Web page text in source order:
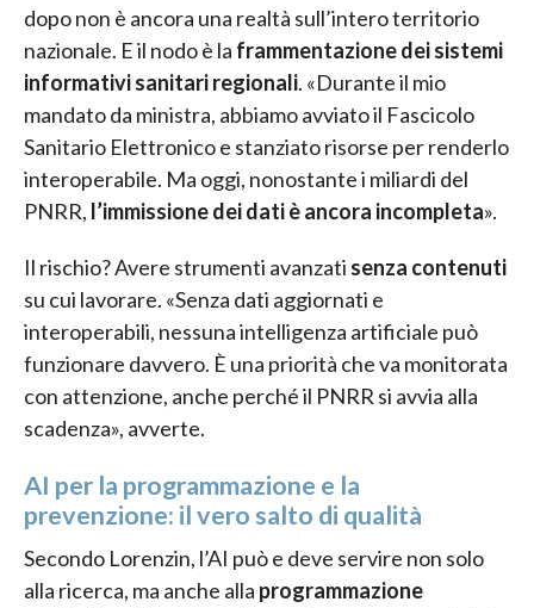
dopo non è ancora una realtà sull’intero territorio
nazionale. E il nodo è la frammentazione dei sistemi
informativi sanitari regionali. «Durante il mio
mandato da ministra, abbiamo avviato il Fascicolo
Sanitario Elettronico e stanziato risorse per renderlo
interoperabile. Ma oggi, nonostante i miliardi del
PNRR, l’immissione dei dati è ancora incompleta».
Il rischio? Avere strumenti avanzati senza contenuti
su cui lavorare. «Senza dati aggiornati e
interoperabili, nessuna intelligenza artificiale può
funzionare davvero. È una priorità che va monitorata
con attenzione, anche perché il PNRR si avvia alla
scadenza», avverte.
AI per la programmazione e la
prevenzione: il vero salto di qualità
Secondo Lorenzin, l’AI può e deve servire non solo
alla ricerca, ma anche alla programmazione